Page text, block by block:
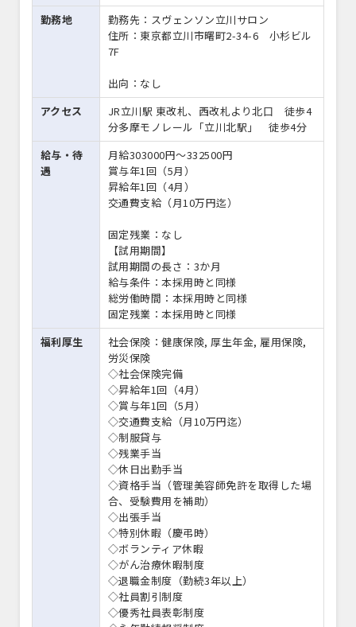
勤務地
勤務先：スヴェンソン立川サロン
住所：東京都立川市曙町2-34-6 小杉ビル
7F
出向：なし
アクセス
JR立川駅 東改札、西改札より北口 徒歩4
分多摩モノレール「立川北駅」 徒歩4分
給与・待
遇
月給303000円〜332500円
賞与年1回（5月）
昇給年1回（4月）
交通費支給（月10万円迄）
固定残業：なし
【試用期間】
試用期間の長さ：3か月
給与条件：本採用時と同様
総労働時間：本採用時と同様
固定残業：本採用時と同様
福利厚生
社会保険：健康保険, 厚生年金, 雇用保険,
労災保険
◇社会保険完備
◇昇給年1回（4月）
◇賞与年1回（5月）
◇交通費支給（月10万円迄）
◇制服貸与
◇残業手当
◇休日出勤手当
◇資格手当（管理美容師免許を取得した場
合、受験費用を補助）
◇出張手当
◇特別休暇（慶弔時）
◇ボランティア休暇
◇がん治療休暇制度
◇退職金制度（勤続3年以上）
◇社員割引制度
◇優秀社員表彰制度